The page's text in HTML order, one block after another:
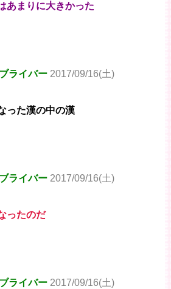
あまりに大きかった
ライバー 2017/09/16(土)
った漢の中の漢
ライバー 2017/09/16(土)
ったのだ
ライバー 2017/09/16(土)